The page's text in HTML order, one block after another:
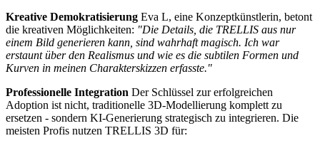
Kreative Demokratisierung Eva L, eine Konzeptkünstlerin, betont
die kreativen Möglichkeiten: "Die Details, die TRELLIS aus nur
einem Bild generieren kann, sind wahrhaft magisch. Ich war
erstaunt über den Realismus und wie es die subtilen Formen und
Kurven in meinen Charakterskizzen erfasste."
Professionelle Integration Der Schlüssel zur erfolgreichen
Adoption ist nicht, traditionelle 3D-Modellierung komplett zu
ersetzen - sondern KI-Generierung strategisch zu integrieren. Die
meisten Profis nutzen TRELLIS 3D für: